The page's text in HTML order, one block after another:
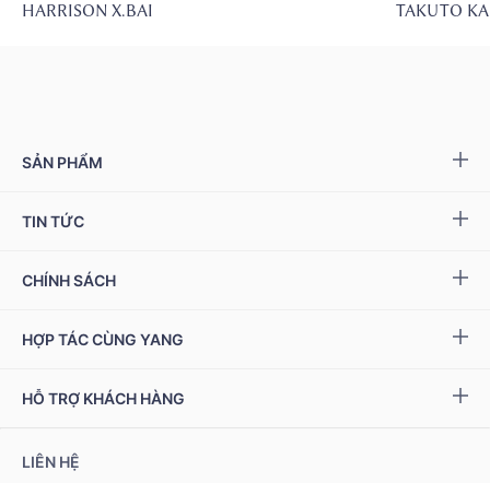
HARRISON X.BAI TAKUTO
SẢN PHẨM
Yang NMN™ 15000 mg
Ziptamin
Bộ kiểm tra NAD +
TIN TỨC
Sự kiện & Ưu đãi
Tuyển dụng
CHÍNH SÁCH
Giải quyết khiếu nại
Điều khoản sử dụng
HỢP TÁC CÙNG YANG
Chính sách đại lý
HỖ TRỢ KHÁCH HÀNG
Đặt hàng & thanh toán
LIÊN HỆ